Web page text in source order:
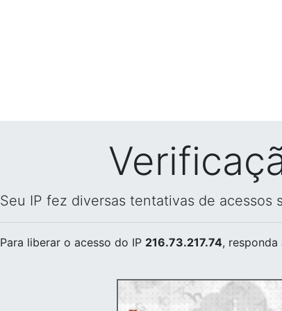
Seu IP fez diversas tentativas de acessos
Para liberar o acesso do IP 216.73.217.74,